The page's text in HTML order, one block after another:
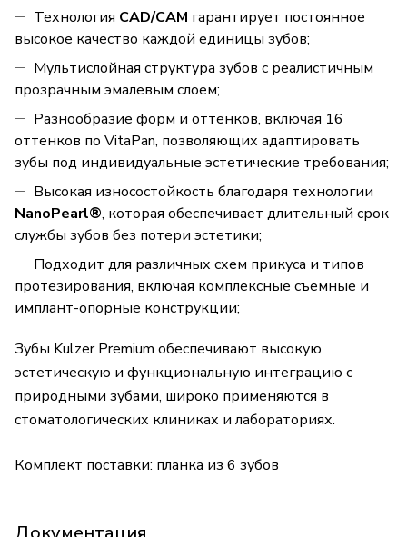
Технология CAD/CAM гарантирует постоянное
высокое качество каждой единицы зубов;
Мультислойная структура зубов с реалистичным
прозрачным эмалевым слоем;
Разнообразие форм и оттенков, включая 16
оттенков по VitaPan, позволяющих адаптировать
зубы под индивидуальные эстетические требования;
Высокая износостойкость благодаря технологии
NanoPearl®, которая обеспечивает длительный срок
службы зубов без потери эстетики;
Подходит для различных схем прикуса и типов
протезирования, включая комплексные съемные и
имплант-опорные конструкции;
Зубы Kulzer Premium обеспечивают высокую
эстетическую и функциональную интеграцию с
природными зубами, широко применяются в
стоматологических клиниках и лабораториях.
Комплект поставки: планка из 6 зубов